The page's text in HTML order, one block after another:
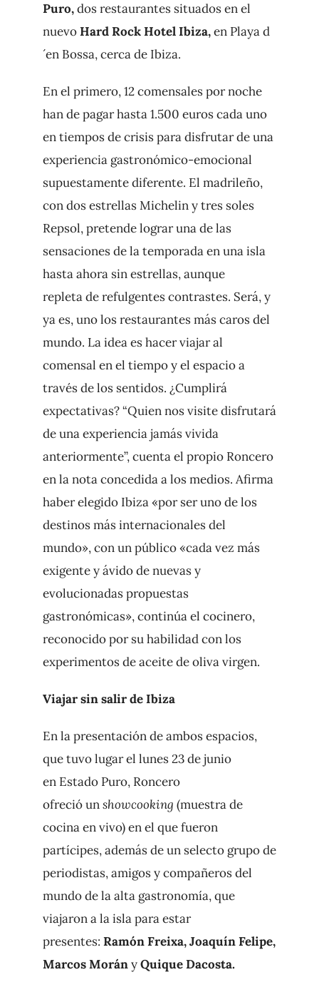
Puro,dos restaurantes situados en el
nuevoHard Rock Hotel Ibiza,en Playa d
´en Bossa, cerca de Ibiza.
En el primero, 12 comensales por noche
han de pagar hasta 1.500 euros cada uno
en tiempos de crisis para disfrutar de una
experiencia gastronómico-emocional
supuestamente diferente. El madrileño,
con dos estrellas Michelin y tres soles
Repsol, pretende lograr una de las
sensaciones de la temporada en una isla
hasta ahora sin estrellas, aunque
repleta de refulgentes contrastes. Será, y
ya es, uno los restaurantes más caros del
mundo. La idea es hacer viajar al
comensal en el tiempo y el espacio a
través de los sentidos. ¿Cumplirá
expectativas? “Quien nos visite disfrutará
de una experiencia jamás vivida
anteriormente”, cuenta el propio Roncero
en la nota concedida a los medios. Afirma
haber elegido Ibiza «por ser uno de los
destinos más internacionales del
mundo», con un público «cada vez más
exigente y ávido de nuevas y
evolucionadas propuestas
gastronómicas», continúa el cocinero,
reconocido por su habilidad con los
experimentos de aceite de oliva virgen.
Viajar sin salir de Ibiza
En la presentación de ambos espacios,
que tuvo lugar el lunes 23 de junio
en Estado Puro, Roncero
ofreció unshowcooking (muestra de
cocina en vivo) en el que fueron
partícipes, además de un selecto grupo de
periodistas, amigos y compañeros del
mundo de la alta gastronomía, que
viajaron a la isla para estar
presentes: Ramón Freixa, Joaquín Felipe,
Marcos MorányQuique Dacosta.